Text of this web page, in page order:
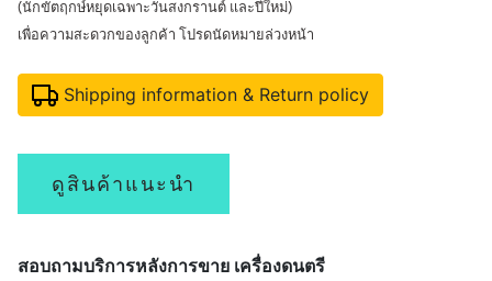
(นักขัตฤกษ์หยุดเฉพาะวันสงกรานต์ และปีใหม่)
เพื่อความสะดวกของลูกค้า โปรดนัดหมายล่วงหน้า
Shipping information & Return policy
ดูสินค้าแนะนำ
สอบถามบริการหลังการขาย เครื่องดนตรี